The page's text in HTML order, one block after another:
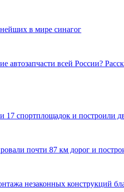
в мире синагог
автозапчасти всей России?
17 спортплощадок и построили
почти 87 км дорог и
незаконных конструкций